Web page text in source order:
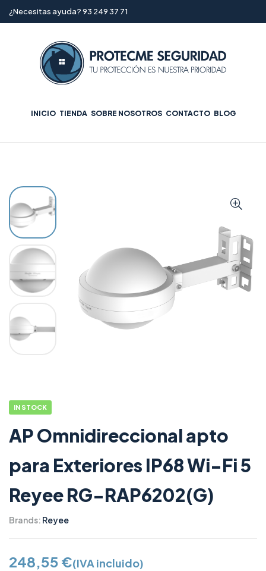
¿Necesitas ayuda? 93 249 37 71
INICIO TIENDA SOBRE NOSOTROS CONTACTO BLOG
IN STOCK
AP Omnidireccional apto
para Exteriores IP68 Wi-Fi 5
Reyee RG-RAP6202(G)
Brands: Reyee
248,55 €(IVA incluido)